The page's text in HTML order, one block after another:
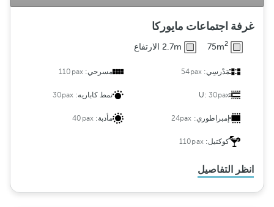
غرفة اجتماعات مايوركا
75m2 2.7m الارتفاع
مَدْرسِي:54pax مسرحي:110pax
U: 30pax نمط كاباريه: 30pax
إمبراطوري: 24pax مأدبة:40pax
كوكتيل:110pax
انظر التفاصيل